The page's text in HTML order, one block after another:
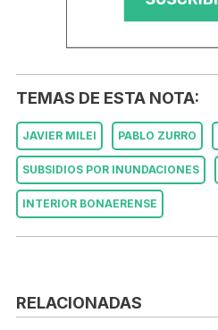
TEMAS DE ESTA NOTA:
JAVIER MILEI PABLO ZURRO
SUBSIDIOS POR INUNDACIONES
INTERIOR BONAERENSE
RELACIONADAS